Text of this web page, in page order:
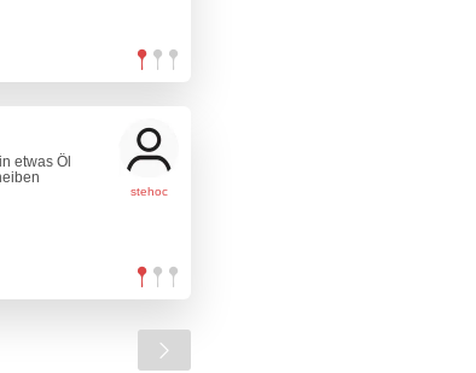
stehoc
etwas Öl